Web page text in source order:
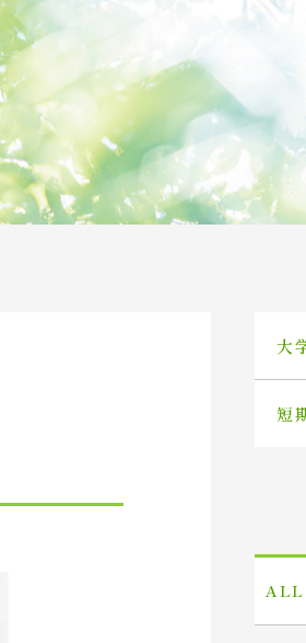
仙台医療福祉専門学校
仙台大原簿記情報公務員専門学校
仙台工科専門学校
仙台デザイン専門学校
大
短
ALL